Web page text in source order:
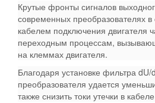
Крутые фронты сигналов
современных преобразователях
кабелем подключения двигателя
переходным процессам,
на клеммах двигателя.
Благодаря установке фильтра
преобразователя удается
также снизить токи утечки в